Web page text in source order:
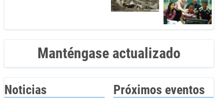
Manténgase actualizado
Noticias Próximos eventos